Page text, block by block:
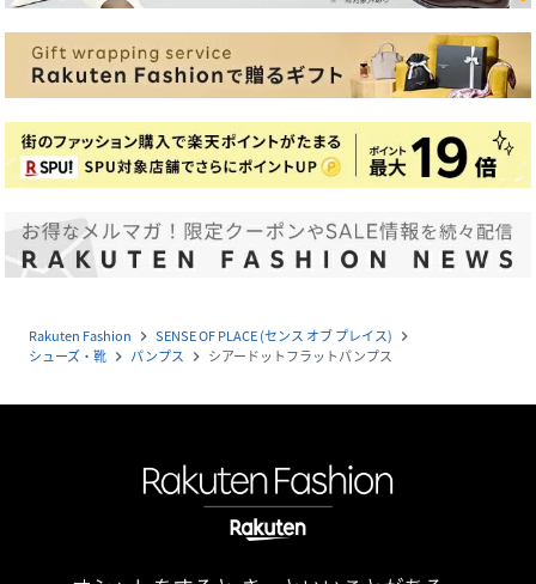
Rakuten Fashion navigate_next SENSE OF PLACE (センス オブ プレイス) navigate_next
シューズ・靴 navigate_next パンプス navigate_next シアードットフラットパンプス